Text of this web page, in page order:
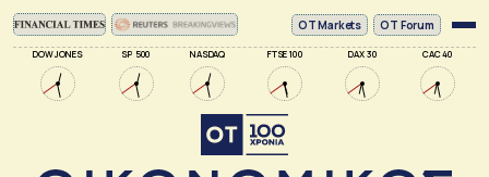
DOW JONES SP 500 NASDAQ FTSE 100 DAX 30 CAC 40
ΟΤ Markets OT Forum